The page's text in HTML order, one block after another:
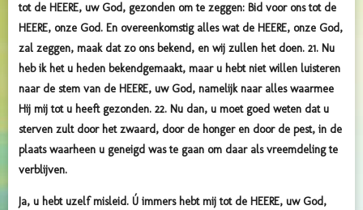
tot de HEERE, uw God, gezonden om te zeggen: Bid voor ons tot de
HEERE, onze God. En overeenkomstig alles wat de HEERE, onze God,
zal zeggen, maak dat zo ons bekend, en wij zullen het doen. 21. Nu
heb ik het u heden bekendgemaakt, maar u hebt niet willen luisteren
naar de stem van de HEERE, uw God, namelijk naar alles waarmee
Hij mij tot u heeft gezonden. 22. Nu dan, u moet goed weten dat u
sterven zult door het zwaard, door de honger en door de pest, in de
plaats waarheen u geneigd was te gaan om daar als vreemdeling te
verblijven.
Ja, u hebt uzelf misleid. Ú immers hebt mij tot de HEERE, uw God,